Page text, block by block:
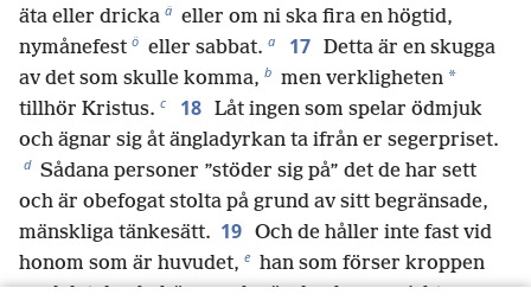
äta eller dricka ä eller om ni ska fira en högtid,
nymånefest ö eller sabbat. a 17 Detta är en skugga
av det som skulle komma, b men verkligheten *
tillhör Kristus. c 18 Låt ingen som spelar ödmjuk
och ägnar sig åt ängladyrkan ta ifrån er segerpriset.
d Sådana personer ”stöder sig på” det de har sett
och är obefogat stolta på grund av sitt begränsade,
mänskliga tänkesätt. 19 Och de håller inte fast vid
honom som är huvudet, e han som förser kroppen
med det den behöver och gör den harmoniskt